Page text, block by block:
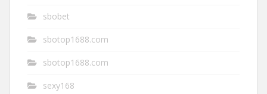
sbobet
sbotop1688.com
sbotop1688.com
sexy168